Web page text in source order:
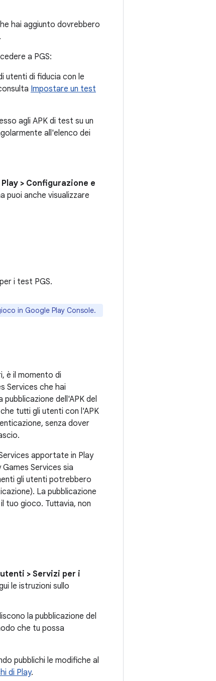
hai aggiunto dovrebbero
a PGS:
utenti di fiducia con le
Impostare un test
agli APK di test su un
all'elenco dei
> Configurazione e
puoi anche visualizzare
i test PGS.
in Google Play Console.
è il momento di
Services che hai
dell'APK del
tutti gli utenti con l'APK
senza dover
apportate in Play
Services sia
gli utenti potrebbero
La pubblicazione
tuo gioco. Tuttavia, non
> Servizi per i
le istruzioni sullo
la pubblicazione del
che tu possa
pubblichi le modifiche al
di Play.